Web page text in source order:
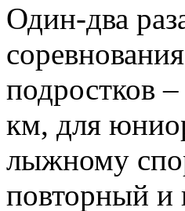
Один-два
подростков
км, для
лыжному
повторный и